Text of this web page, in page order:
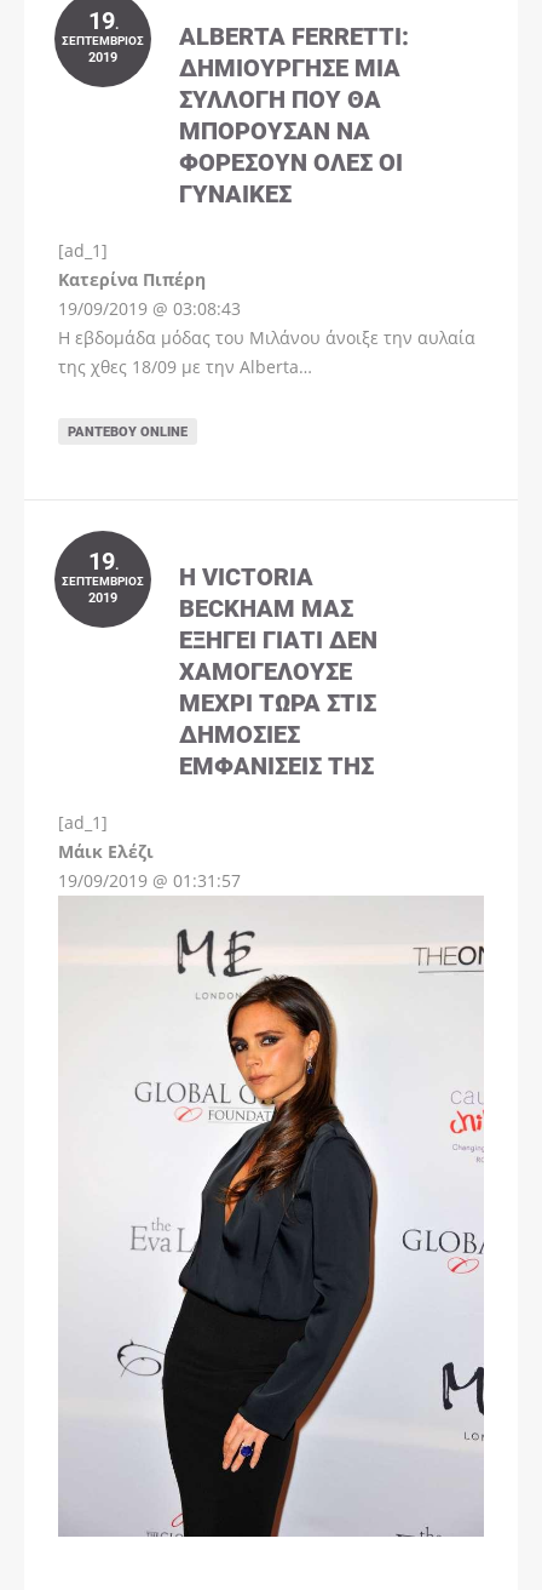
19.
ΣΕΠΤΈΜΒΡΙΟΣ
2019
ALBERTA FERRETTI:
ΔΗΜΙΟΎΡΓΗΣΕ ΜΊΑ
ΣΥΛΛΟΓΉ ΠΟΥ ΘΑ
ΜΠΟΡΟΎΣΑΝ ΝΑ
ΦΟΡΈΣΟΥΝ ΌΛΕΣ ΟΙ
ΓΥΝΑΊΚΕΣ
[ad_1]
Kατερίνα Πιπέρη
19/09/2019 @ 03:08:43
Η εβδομάδα μόδας του Μιλάνου άνοιξε την αυλαία
της χθες 18/09 με την Alberta…
ΡΑΝΤΕΒΟΎ ONLINE
19.
ΣΕΠΤΈΜΒΡΙΟΣ
2019
Η VICTORIA
BECKHAM ΜΑΣ
ΕΞΗΓΕΊ ΓΙΑΤΊ ΔΕΝ
ΧΑΜΟΓΕΛΟΎΣΕ
ΜΈΧΡΙ ΤΏΡΑ ΣΤΙΣ
ΔΗΜΌΣΙΕΣ
ΕΜΦΑΝΊΣΕΙΣ ΤΗΣ
[ad_1]
Μάικ Ελέζι
19/09/2019 @ 01:31:57